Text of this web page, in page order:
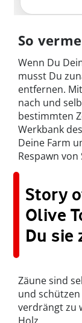
So
Wenn Du
musst Du
entfernen.
nach und
bestimmten
Werkbank
Deine Farm
Respawn
Story
Olive
Du sie
Zäune sind
und
verdrängt zu